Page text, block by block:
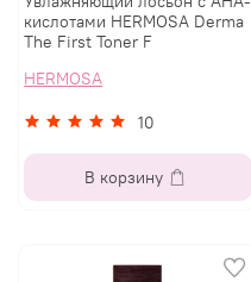
кислотами HERMOSA Derma
The First Toner F
HERMOSA
10
В корзину